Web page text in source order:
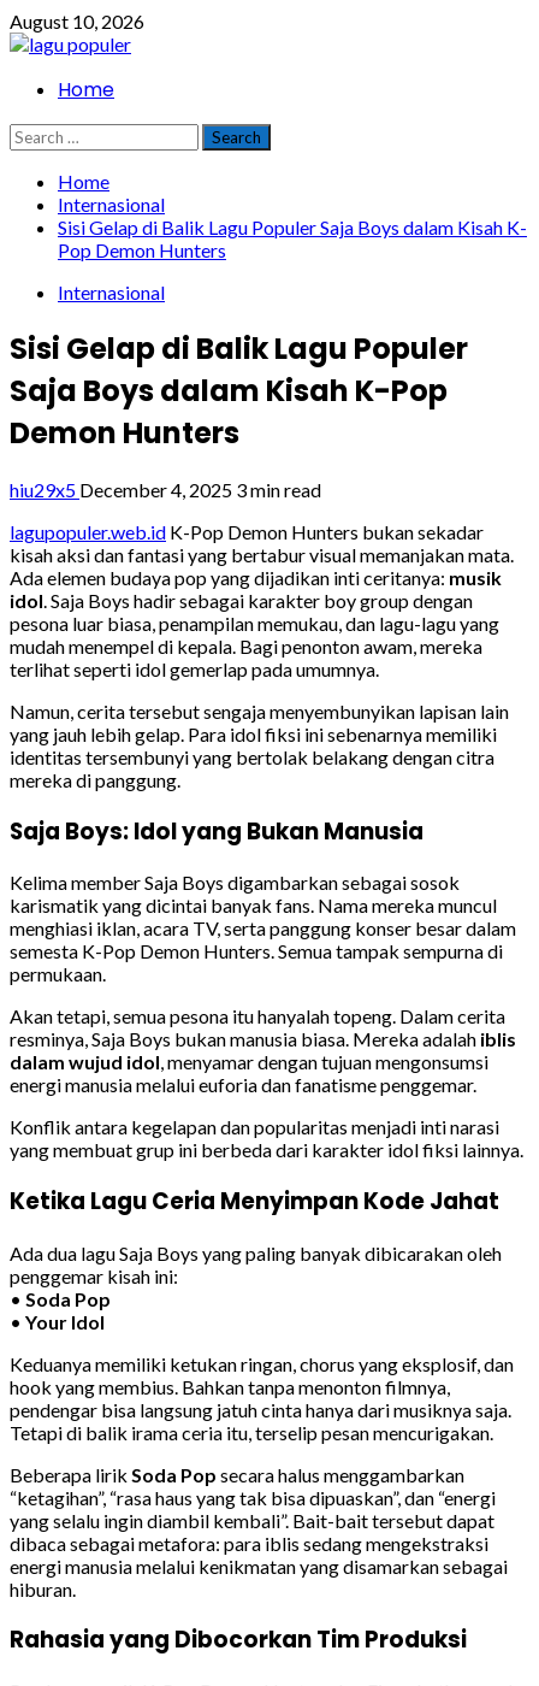
Skip
to
August 10, 2026
PrimaryHome
Search
for:
Home
Internasional
Sisi Gelap di Balik Lagu Populer Saja Boys dalam Kisah K-
Pop Demon Hunters
Internasional
Sisi Gelap di Balik Lagu Populer
Saja Boys dalam Kisah K-Pop
Demon Hunters
hiu29x5 December 4, 2025 3 min read
lagupopuler.web.id K-Pop Demon Hunters bukan sekadar
kisah aksi dan fantasi yang bertabur visual memanjakan mata.
Ada elemen budaya pop yang dijadikan inti ceritanya: musik
idol. Saja Boys hadir sebagai karakter boy group dengan
pesona luar biasa, penampilan memukau, dan lagu-lagu yang
mudah menempel di kepala. Bagi penonton awam, mereka
terlihat seperti idol gemerlap pada umumnya.
Namun, cerita tersebut sengaja menyembunyikan lapisan lain
yang jauh lebih gelap. Para idol fiksi ini sebenarnya memiliki
identitas tersembunyi yang bertolak belakang dengan citra
mereka di panggung.
Saja Boys: Idol yang Bukan Manusia
Kelima member Saja Boys digambarkan sebagai sosok
karismatik yang dicintai banyak fans. Nama mereka muncul
menghiasi iklan, acara TV, serta panggung konser besar dalam
semesta K-Pop Demon Hunters. Semua tampak sempurna di
permukaan.
Akan tetapi, semua pesona itu hanyalah topeng. Dalam cerita
resminya, Saja Boys bukan manusia biasa. Mereka adalah iblis
dalam wujud idol, menyamar dengan tujuan mengonsumsi
energi manusia melalui euforia dan fanatisme penggemar.
Konflik antara kegelapan dan popularitas menjadi inti narasi
yang membuat grup ini berbeda dari karakter idol fiksi lainnya.
Ketika Lagu Ceria Menyimpan Kode Jahat
Ada dua lagu Saja Boys yang paling banyak dibicarakan oleh
penggemar kisah ini:
• Soda Pop
• Your Idol
Keduanya memiliki ketukan ringan, chorus yang eksplosif, dan
hook yang membius. Bahkan tanpa menonton filmnya,
pendengar bisa langsung jatuh cinta hanya dari musiknya saja.
Tetapi di balik irama ceria itu, terselip pesan mencurigakan.
Beberapa lirik Soda Pop secara halus menggambarkan
“ketagihan”, “rasa haus yang tak bisa dipuaskan”, dan “energi
yang selalu ingin diambil kembali”. Bait-bait tersebut dapat
dibaca sebagai metafora: para iblis sedang mengekstraksi
energi manusia melalui kenikmatan yang disamarkan sebagai
hiburan.
Rahasia yang Dibocorkan Tim Produksi